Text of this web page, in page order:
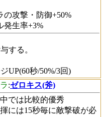
の攻撃・防御+50%
発生率+3%
する。
UP(60秒/50%/3回)
:ゼロキス(斧)
では比較的優秀
には15秒毎に敵撃破が必